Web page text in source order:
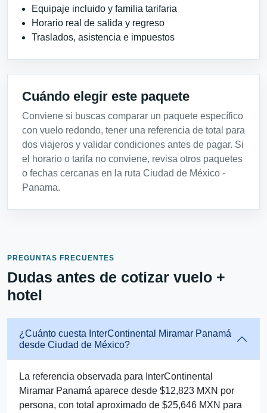
Equipaje incluido y familia tarifaria
Horario real de salida y regreso
Traslados, asistencia e impuestos
Cuándo elegir este paquete
Conviene si buscas comparar un paquete específico
con vuelo redondo, tener una referencia de total para
dos viajeros y validar condiciones antes de pagar. Si
el horario o tarifa no conviene, revisa otros paquetes
o fechas cercanas en la ruta Ciudad de México -
Panama.
PREGUNTAS FRECUENTES
Dudas antes de cotizar vuelo +
hotel
¿Cuánto cuesta InterContinental Miramar Panamá
desde Ciudad de México?
La referencia observada para InterContinental
Miramar Panamá aparece desde $12,823 MXN por
persona, con total aproximado de $25,646 MXN para